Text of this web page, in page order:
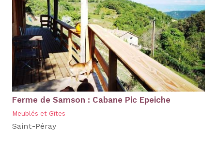
Ferme de Samson : Cabane Pic Epeiche
Meublés et Gîtes
Saint-Péray